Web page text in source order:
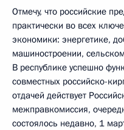
Отмечу, что российские
практически во всех
экономики: энергетике,
машиностроении,
В республике успешно
совместных российско-
отдачей действует
межправкомиссия,
состоялось недавно, 1